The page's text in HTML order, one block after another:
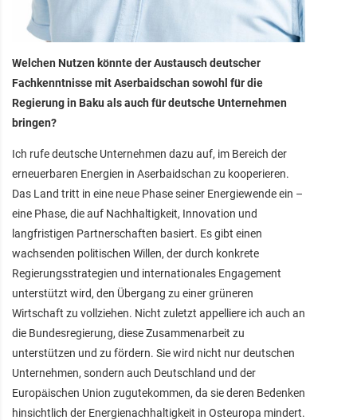
Welchen Nutzen könnte der Austausch deutscher
Fachkenntnisse mit Aserbaidschan sowohl für die
Regierung in Baku als auch für deutsche Unternehmen
bringen?
Ich rufe deutsche Unternehmen dazu auf, im Bereich der
erneuerbaren Energien in Aserbaidschan zu kooperieren.
Das Land tritt in eine neue Phase seiner Energiewende ein –
eine Phase, die auf Nachhaltigkeit, Innovation und
langfristigen Partnerschaften basiert. Es gibt einen
wachsenden politischen Willen, der durch konkrete
Regierungsstrategien und internationales Engagement
unterstützt wird, den Übergang zu einer grüneren
Wirtschaft zu vollziehen. Nicht zuletzt appelliere ich auch an
die Bundesregierung, diese Zusammenarbeit zu
unterstützen und zu fördern. Sie wird nicht nur deutschen
Unternehmen, sondern auch Deutschland und der
Europäischen Union zugutekommen, da sie deren Bedenken
hinsichtlich der Energienachhaltigkeit in Osteuropa mindert.